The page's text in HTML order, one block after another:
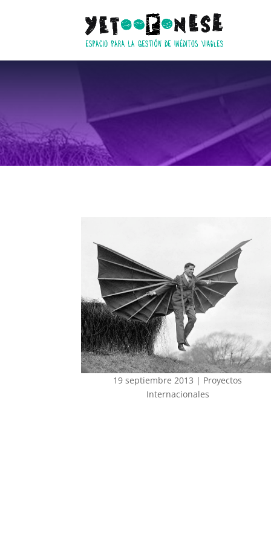
19 septiembre 2013 | Proyectos
Internacionales